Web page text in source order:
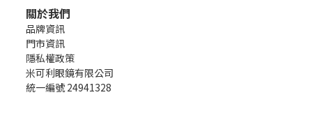
關於我們
品牌資訊
門市資訊
隱私權政策
米可利眼鏡有限公司
統一編號 24941328